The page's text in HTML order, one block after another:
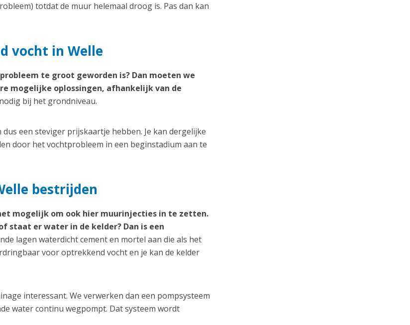
totdat de muur helemaal droog is. Pas dan kan
vocht in Welle
te groot geworden is? Dan moeten we
mogelijke oplossingen, afhankelijk van de
bij het grondniveau.
een steviger prijskaartje hebben. Je kan dergelijke
door het vochtprobleem in een beginstadium aan te
bestrijden
mogelijk om ook hier muurinjecties in te zetten.
staat er water in de kelder? Dan is een
lagen waterdicht cement en mortel aan die als het
voor optrekkend vocht en je kan de kelder
interessant. We verwerken dan een pompsysteem
water continu wegpompt. Dat systeem wordt